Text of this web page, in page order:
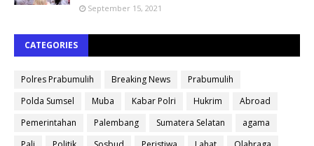
September 15, 2021
CATEGORIES
Polres Prabumulih Breaking News
Prabumulih
Polda Sumsel
Muba Kabar Polri Hukrim
Abroad
Pemerintahan
Palembang Sumatera Selatan
agama